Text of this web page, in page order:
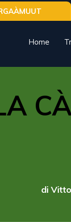
Home
di